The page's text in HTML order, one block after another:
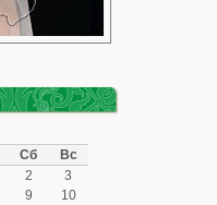
Сб Вс
2
3
9
10